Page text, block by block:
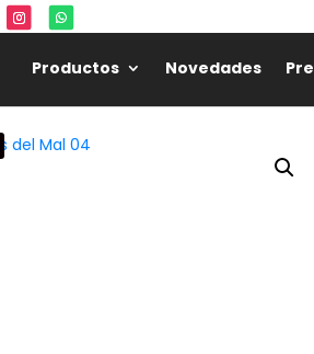
Productos Novedades